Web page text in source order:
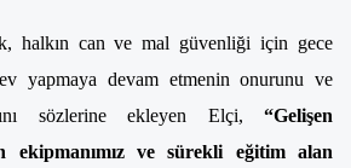
halkın can ve mal güvenliği için gece
yapmaya devam etmenin onurunu ve
sözlerine ekleyen Elçi, “Gelişen
ekipmanımız ve sürekli eğitim alan